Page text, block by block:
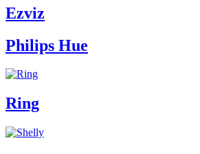
Ezviz
Philips Hue
Ring